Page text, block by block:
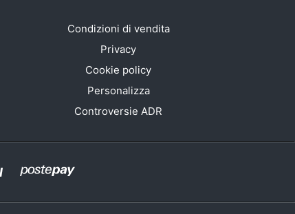
Condizioni di vendita
Privacy
Cookie policy
Personalizza
Controversie ADR